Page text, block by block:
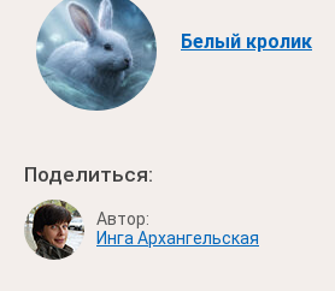
Белый кролик
Поделиться:
Автор:
Инга Архангельская